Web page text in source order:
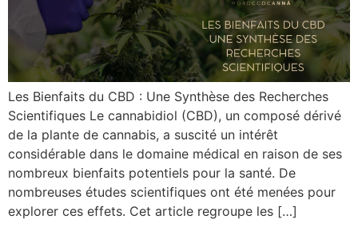
Les Bienfaits du CBD : Une Synthèse des Recherches
Scientifiques Le cannabidiol (CBD), un composé dérivé
de la plante de cannabis, a suscité un intérêt
considérable dans le domaine médical en raison de ses
nombreux bienfaits potentiels pour la santé. De
nombreuses études scientifiques ont été menées pour
explorer ces effets. Cet article regroupe les […]